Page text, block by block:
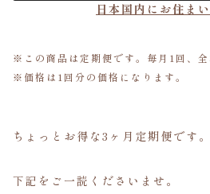
日本国内にお住ま
※この商品は定期便です。毎月1回、全
※価格は1回分の価格になります。
ちょっとお得な3ヶ月定期便です。
下記をご一読くださいませ。